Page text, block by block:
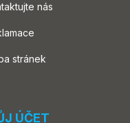
nás
stránek
ÚČET